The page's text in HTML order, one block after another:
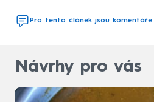
Pro tento článek jsou
Návrhy pro vás